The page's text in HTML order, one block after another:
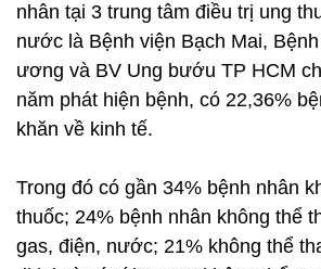
nhân tại 3 trung tâm điều trị ung
nước là Bệnh viện Bạch Mai,
ương và BV Ung bướu TP HCM
năm phát hiện bệnh, có 22,36%
khăn về kinh tế.
Trong đó có gần 34% bệnh nhân
thuốc; 24% bệnh nhân không thể
gas, điện, nước; 21% không thể